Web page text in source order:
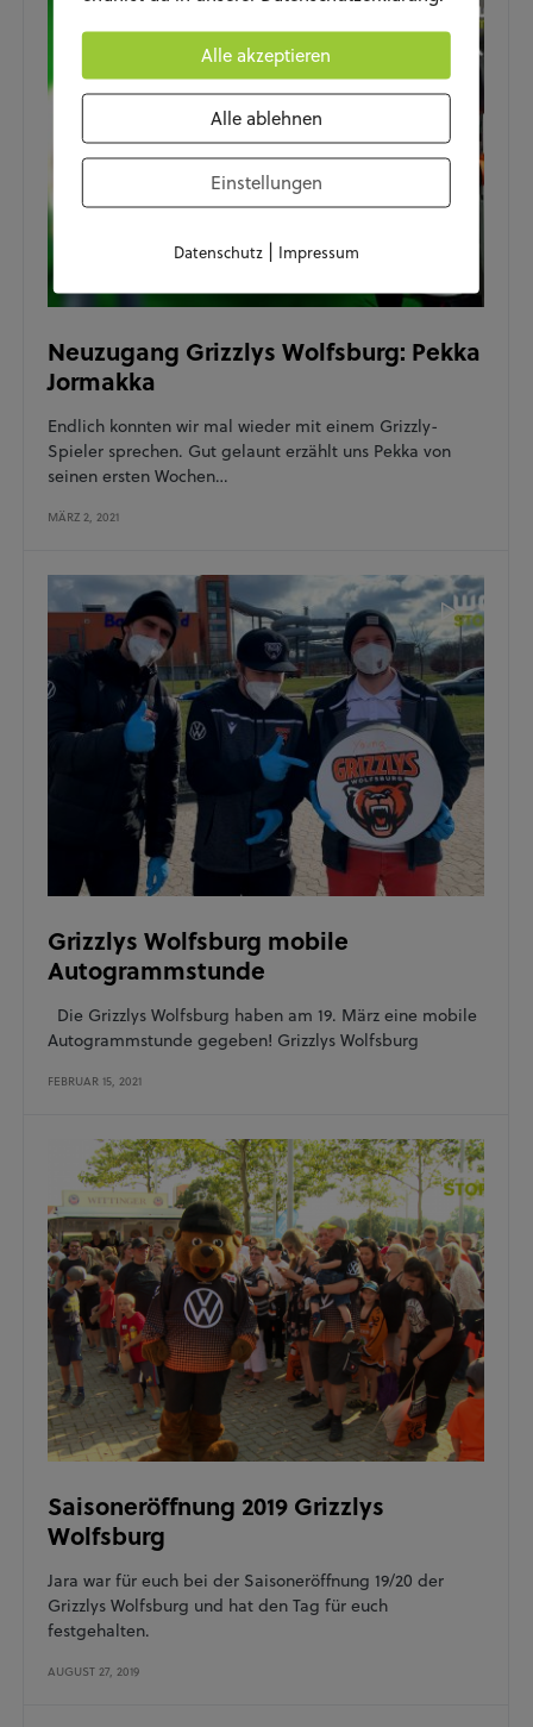
Neuzugang Grizzlys Wolfsburg: Pekka
Jormakka
Endlich konnten wir mal wieder mit einem Grizzly-
Spieler sprechen. Gut gelaunt erzählt uns Pekka von
seinen ersten Wochen…
MÄRZ 2, 2021
Grizzlys Wolfsburg mobile
Autogrammstunde
Die Grizzlys Wolfsburg haben am 19. März eine mobile
Autogrammstunde gegeben! Grizzlys Wolfsburg
FEBRUAR 15, 2021
Saisoneröffnung 2019 Grizzlys
Wolfsburg
Jara war für euch bei der Saisoneröffnung 19/20 der
Grizzlys Wolfsburg und hat den Tag für euch
festgehalten.
AUGUST 27, 2019
Alle akzeptieren
Alle ablehnen
Einstellungen
Datenschutz| Impressum